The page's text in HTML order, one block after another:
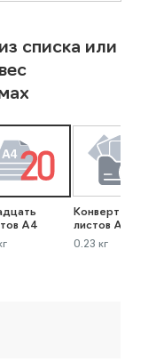
списка или
А4
Конверт до 40
листов А4
0.23 кг